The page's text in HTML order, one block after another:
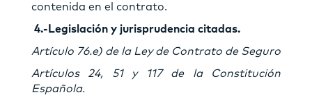
contenida en el contrato.
4.-Legislación y jurisprudencia citadas.
Artículo 76.e) de la Ley de Contrato de Seguro
Artículos 24, 51 y 117 de la Constitución
Española.